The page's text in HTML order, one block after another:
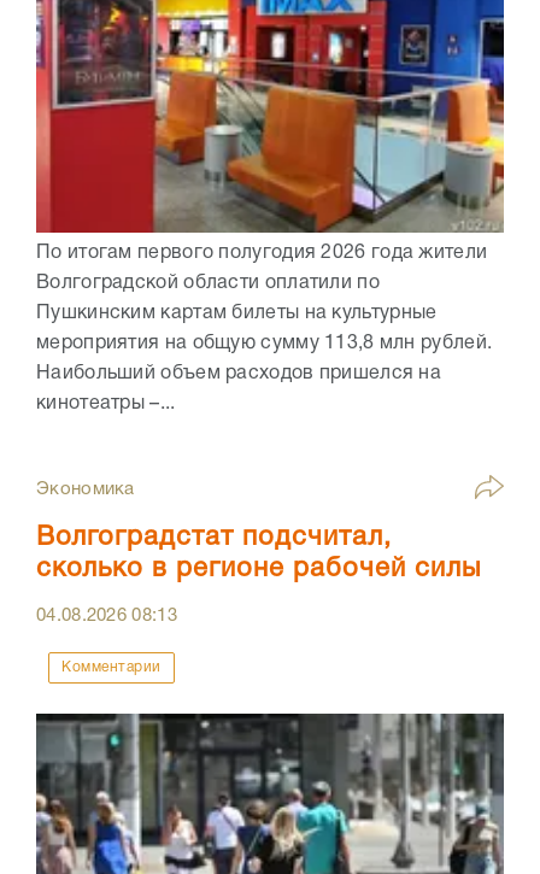
По итогам первого полугодия 2026 года жители
Волгоградской области оплатили по
Пушкинским картам билеты на культурные
мероприятия на общую сумму 113,8 млн рублей.
Наибольший объем расходов пришелся на
кинотеатры –...
Экономика
Волгоградстат подсчитал,
сколько в регионе рабочей силы
04.08.202608:13
Комментарии